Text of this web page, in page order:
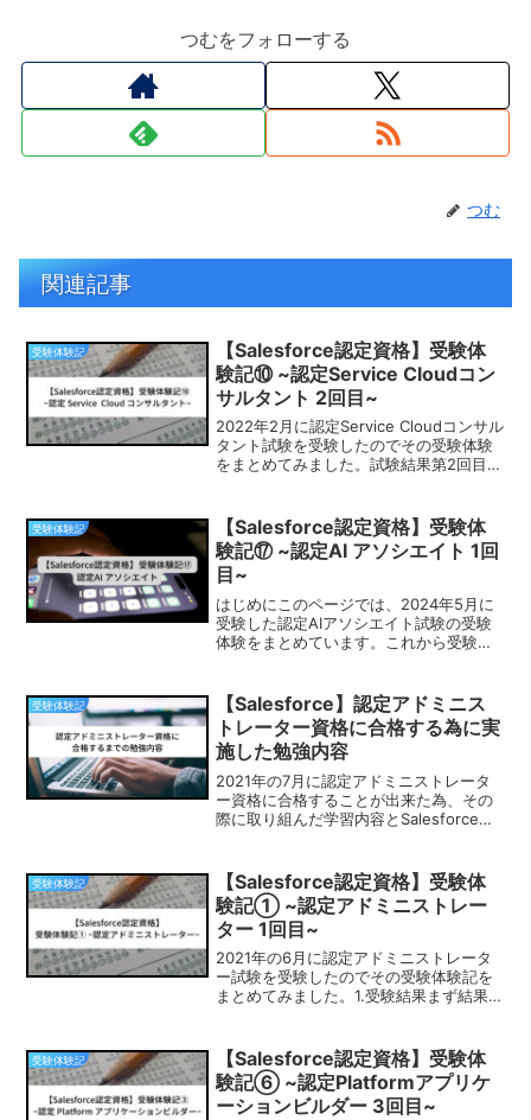
つむをフォローする
つむ
関連記事
受験体験記
【Salesforce認定資格】受験体
験記⑩ ~認定Service Cloudコン
サルタント 2回目~
2022年2月に認定Service Cloudコンサル
タント試験を受験したのでその受験体験
をまとめてみました。試験結果第2回目の
た各セクションの出題割合に対する私の
得点...
受験体験記
【Salesforce認定資格】受験体
験記⑰ ~認定AI アソシエイト 1回
目~
はじめにこのページでは、2024年5月に
受験した認定AIアソシエイト試験の受験
体験をまとめています。これから受験を
た。実際の各セクションの配点は以下の
通りです。また各セク...
受験体験記
【Salesforce】認定アドミニス
トレーター資格に合格する為に実
施した勉強内容
2021年の7月に認定アドミニストレータ
ー資格に合格することが出来た為、その
際に取り組んだ学習内容とSalesforce歴
Salesforce歴は約2ヶ月です...
受験体験記
【Salesforce認定資格】受験体
験記① ~認定アドミニストレー
ター 1回目~
2021年の6月に認定アドミニストレータ
ー試験を受験したのでその受験体験記を
まとめてみました。1.受験結果まず結果と
クションの出題割合に対する私の得点割
合は以下の通りで...
受験体験記
【Salesforce認定資格】受験体
験記⑥ ~認定Platformアプリケ
ーションビルダー 3回目~